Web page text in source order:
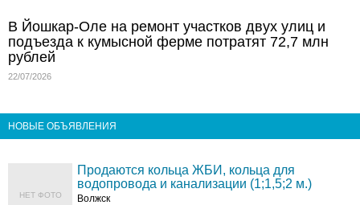
В Йошкар-Оле на ремонт участков двух улиц и
подъезда к кумысной ферме потратят 72,7 млн
рублей
22/07/2026
НОВЫЕ ОБЪЯВЛЕНИЯ
НЕТ ФОТО
Продаются кольца ЖБИ, кольца для
водопровода и канализации (1;1,5;2 м.)
Волжск